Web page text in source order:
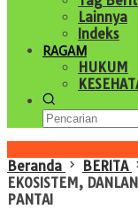
Lainnya
Indeks
RAGAM
HUKUM
Beranda
BERITA
EKOSISTEM,
PANTAI